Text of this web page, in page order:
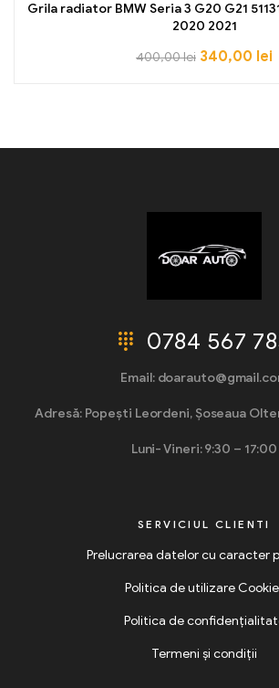
Grila radiator BMW Seria 3 G20 G21
2020 2021
400,00lei 340,00 lei
0784 567
Email:
Adresă: Popești Leordeni, Șoseaua
Luni- Vineri: 9:30 – 17:00
SERVICIUL CLIENTI
Prelucrarea datelor cu caracter
Politica de utilizare
Politica de
Termeni și condiții